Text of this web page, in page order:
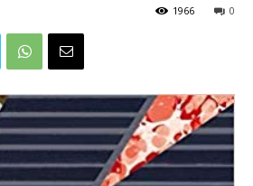
0
1966